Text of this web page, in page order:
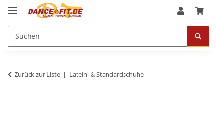
Zurück zur Liste Latein- & Standardschuhe